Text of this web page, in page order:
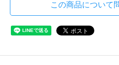
この商品について